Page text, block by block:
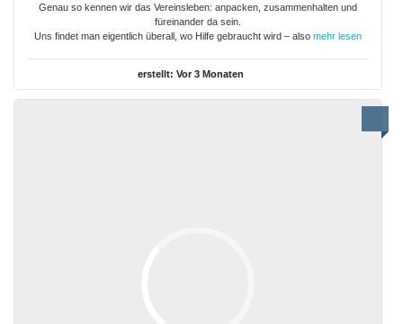
Genau so kennen wir das Vereinsleben: anpacken, zusammenhalten und
füreinander da sein.
Uns findet man eigentlich überall, wo Hilfe gebraucht wird – also mehr lesen
erstellt: Vor 3 Monaten